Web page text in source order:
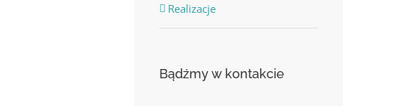
Realizacje
Bądźmy w kontakcie